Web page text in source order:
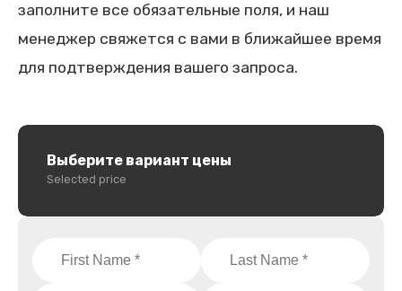
заполните все обязательные поля, и наш
менеджер свяжется с вами в ближайшее время
для подтверждения вашего запроса.
Выберите вариант цены
Selected price